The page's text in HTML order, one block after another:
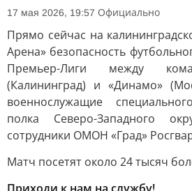
17 мая 2026, 19:57 Официально
Прямо сейчас на
Арена» безопасность
Премьер-Лиги между
(Калининград) и «Динамо»
военнослужащие
полка Северо-Западного
сотрудники ОМОН «Град»
Матч посетят около 24 тысяч